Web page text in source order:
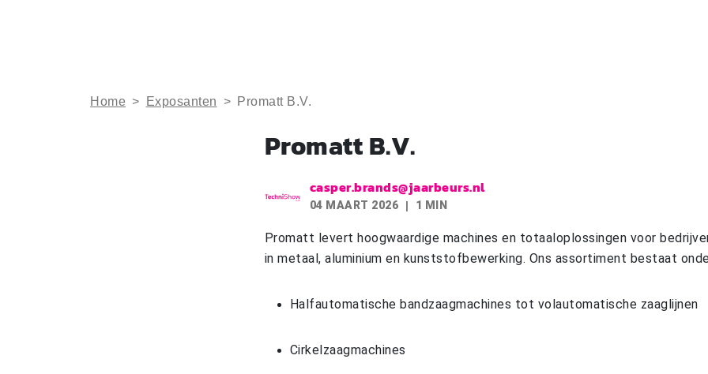
Home > Exposanten > Promatt B.V.
Promatt B.V.
casper.brands@jaarbeurs.nl
04 MAART 2026 1 MIN
Promatt levert hoogwaardige machines en totaaloplossingen voor
in metaal, aluminium en kunststofbewerking. Ons assortiment bestaat
Halfautomatische bandzaagmachines tot volautomatische zaaglijnen
Cirkelzaagmachines